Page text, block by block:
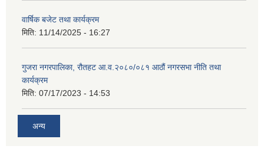
वार्षिक बजेट तथा कार्यक्रम
मिति: 11/14/2025 - 16:27
गुजरा नगरपालिका, रौतहट आ.व.२०८०/०८१ आठौं नगरसभा नीति तथा
कार्यक्रम
मिति: 07/17/2023 - 14:53
अन्य